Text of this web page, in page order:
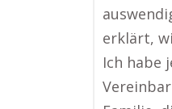
erklärt,
Ich habe